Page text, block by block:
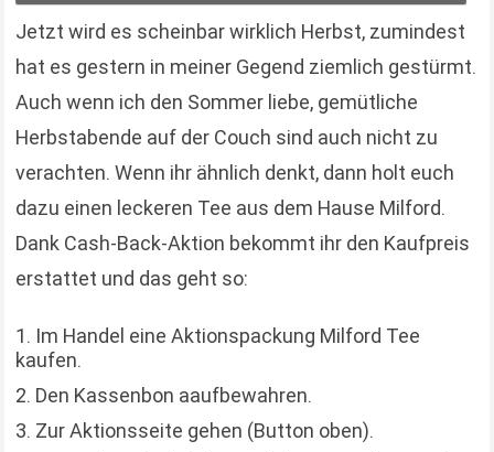
Jetzt wird es scheinbar wirklich Herbst, zumindest
hat es gestern in meiner Gegend ziemlich gestürmt.
Auch wenn ich den Sommer liebe, gemütliche
Herbstabende auf der Couch sind auch nicht zu
verachten. Wenn ihr ähnlich denkt, dann holt euch
dazu einen leckeren Tee aus dem Hause Milford.
Dank Cash-Back-Aktion bekommt ihr den Kaufpreis
erstattet und das geht so:
Im Handel eine Aktionspackung Milford Tee
kaufen.
Den Kassenbon aaufbewahren.
Zur Aktionsseite gehen (Button oben).